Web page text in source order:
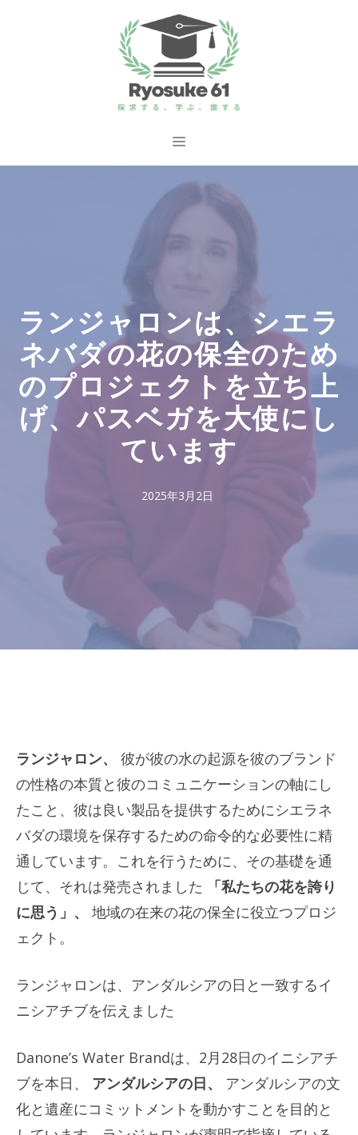
ス
メ
ランジャロンは、シエラ
ネバダの花の保全のため
のプロジェクトを立ち上
げ、パスベガを大使にし
ています
2025年3月2日
ランジャロン、 彼が彼の水の起源を彼のブランド
の性格の本質と彼のコミュニケーションの軸にし
たこと、彼は良い製品を提供するためにシエラネ
バダの環境を保存するための命令的な必要性に精
通しています。これを行うために、その基礎を通
じて、それは発売されました 「私たちの花を誇り
に思う」、 地域の在来の花の保全に役立つプロジ
ェクト。
ランジャロンは、アンダルシアの日と一致するイ
ニシアチブを伝えました
Danone’s Water Brandは、2月28日のイニシアチ
ブを本日、
アンダルシアの日、 アンダルシアの文
化と遺産にコミットメントを動かすことを目的と